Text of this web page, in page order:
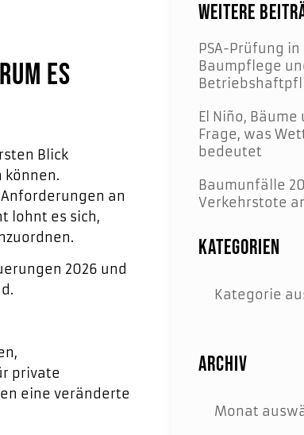
es
Blick
können.
an
lohnt es sich,
2026 und
private
eine veränderte
Weitere
PSA-Prüfung in
Baumpflege
El Niño, Bäume
Frage, was
bedeutet
Baumunfälle
Verkehrstote
Kategorien
Archiv